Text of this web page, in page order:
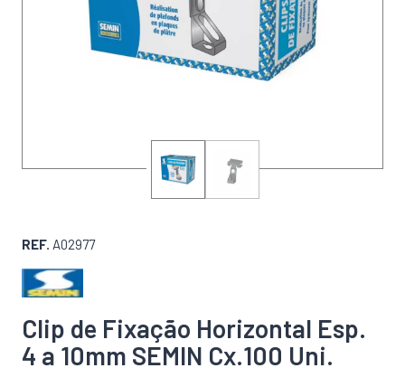
Clip de Fixação Horizontal Esp.
4 a 10mm SEMIN Cx.100 Uni.
REF. A02977